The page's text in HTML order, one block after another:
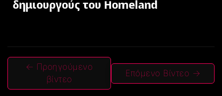
δημιουργούς του Homeland
← Προηγούμενο
βίντεο
Επόμενο Βίντεο →